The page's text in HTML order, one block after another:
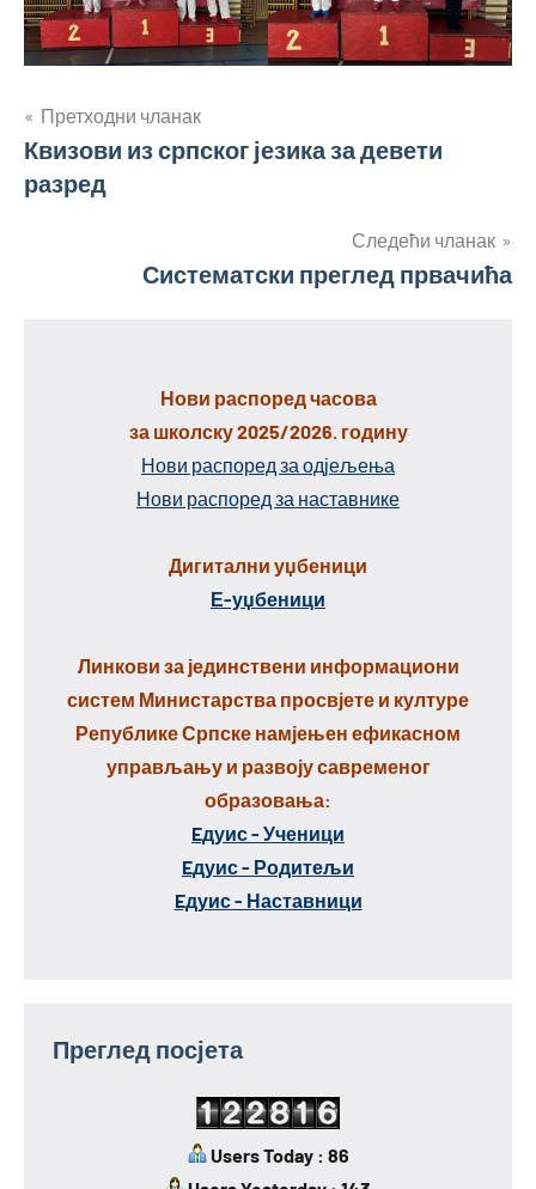
Кретање
чланка
Претходни чланак
Квизови из српског језика за девети
разред
Следећи чланак
Систематски преглед првачића
Нови распоред часова
за школску 2025/2026. годину
Нови распоред за одјељења
Нови распоред за наставнике
Дигитални уџбеници
Е-уџбеници
Линкови за јединствени информациони
систем Министарства просвјете и културе
Републике Српске намјењен ефикасном
управљању и развоју савременог
образовања:
Eдуис - Ученици
Eдуис - Родитељи
Eдуис - Наставници
Преглед посјета
Users Today : 86